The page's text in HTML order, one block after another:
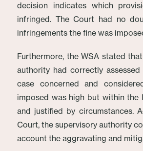
decision indicates which
infringed. The Court had no
infringements the fine was
Furthermore, the WSA stated
authority had correctly
case concerned and
imposed was high but within
and justified by circumstances.
Court, the supervisory authority
account the aggravating and